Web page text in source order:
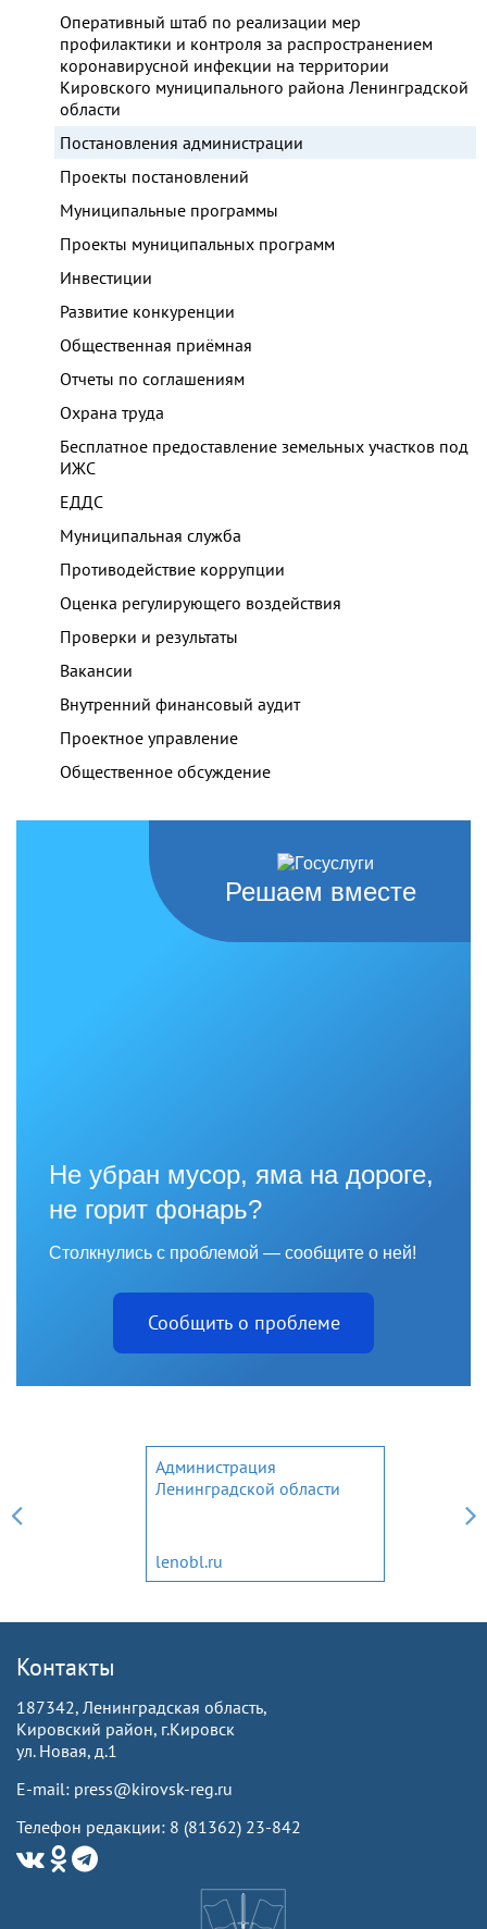
Оперативный штаб по реализации мер
профилактики и контроля за распространением
коронавирусной инфекции на территории
Кировского муниципального района Ленинградской
области
Постановления администрации
Проекты постановлений
Муниципальные программы
Проекты муниципальных программ
Инвестиции
Развитие конкуренции
Общественная приёмная
Отчеты по соглашениям
Охрана труда
Бесплатное предоставление земельных участков под
ИЖС
ЕДДС
Муниципальная служба
Противодействие коррупции
Оценка регулирующего воздействия
Проверки и результаты
Вакансии
Внутренний финансовый аудит
Проектное управление
Общественное обсуждение
Решаем вместе
Не убран мусор, яма на дороге,
не горит фонарь?
Столкнулись с проблемой — сообщите о ней!
Сообщить о проблеме
Администрация
Ленинградской области
lenobl.ru
Контакты
187342, Ленинградская область,
Кировский район, г.Кировск
ул. Новая, д.1
E-mail: press@kirovsk-reg.ru
Телефон редакции: 8 (81362) 23-842